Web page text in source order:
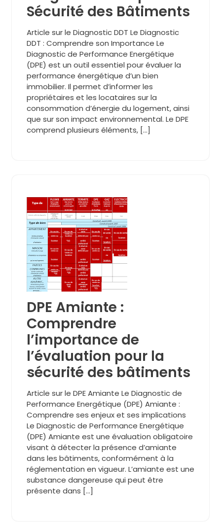
Sécurité des Bâtiments
Article sur le Diagnostic DDT Le Diagnostic
DDT : Comprendre son Importance Le
Diagnostic de Performance Energétique
(DPE) est un outil essentiel pour évaluer la
performance énergétique d’un bien
immobilier. Il permet d’informer les
propriétaires et les locataires sur la
consommation d’énergie du logement, ainsi
que sur son impact environnemental. Le DPE
comprend plusieurs éléments, […]
DPE Amiante :
Comprendre
l’importance de
l’évaluation pour la
sécurité des bâtiments
Article sur le DPE Amiante Le Diagnostic de
Performance Energétique (DPE) Amiante :
Comprendre ses enjeux et ses implications
Le Diagnostic de Performance Energétique
(DPE) Amiante est une évaluation obligatoire
visant à détecter la présence d’amiante
dans les bâtiments, conformément à la
réglementation en vigueur. L’amiante est une
substance dangereuse qui peut être
présente dans […]